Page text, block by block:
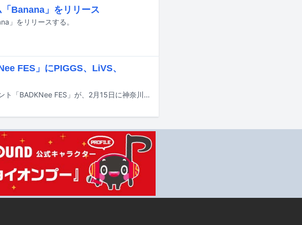
Banana」をリリース
」をリリースする。
FES」にPIGGS、LiVS、
松隈ケンタ率いるレーベル・BADKNeeによる新たなイベント「BADKNee FES」が、2月15日に神奈川・CLUB CITTA'で開催されることが決定した。